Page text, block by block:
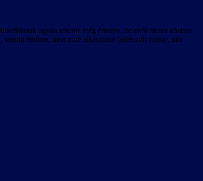
ugyan lehetne még értelme, de arról menet közben
értelme, mert mire elkészülne (elkészült volna), már